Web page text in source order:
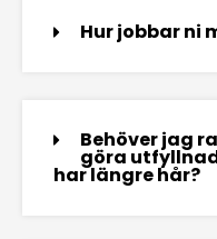
Hur jobbar ni
Behöver jag
göra
har längre hår?